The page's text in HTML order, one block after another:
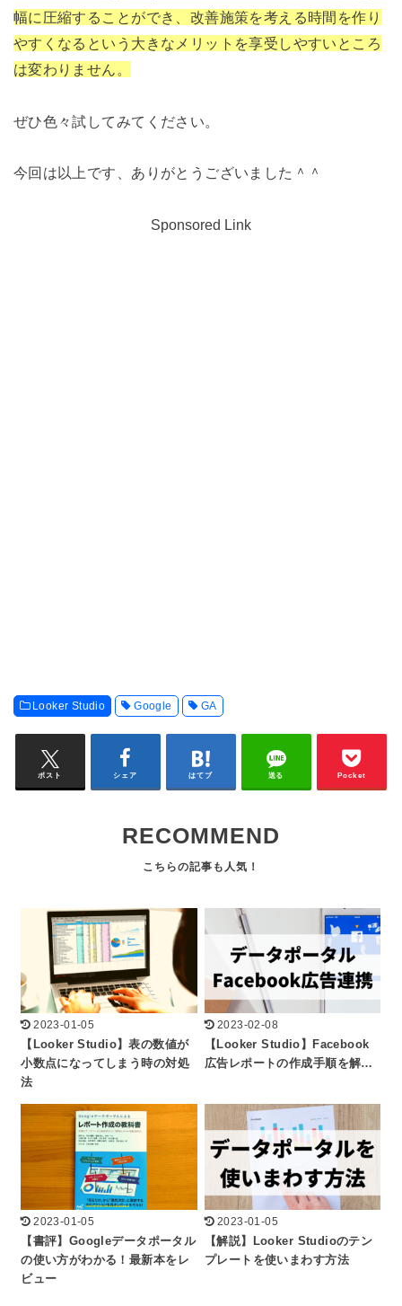
幅に圧縮することができ、改善施策を考える時間を作り
やすくなるという大きなメリットを享受しやすいところ
は変わりません。
ぜひ色々試してみてください。
今回は以上です、ありがとうございました＾＾
Sponsored Link
Looker Studio Google GA
ポスト シェア はてブ 送る Pocket
RECOMMEND
2023-01-05
【Looker Studio】表の数値が
小数点になってしまう時の対処
法
2023-02-08
【Looker Studio】Facebook
広告レポートの作成手順を解…
2023-01-05
【書評】Googleデータポータル
の使い方がわかる！最新本をレ
ビュー
2023-01-05
【解説】Looker Studioのテン
プレートを使いまわす方法